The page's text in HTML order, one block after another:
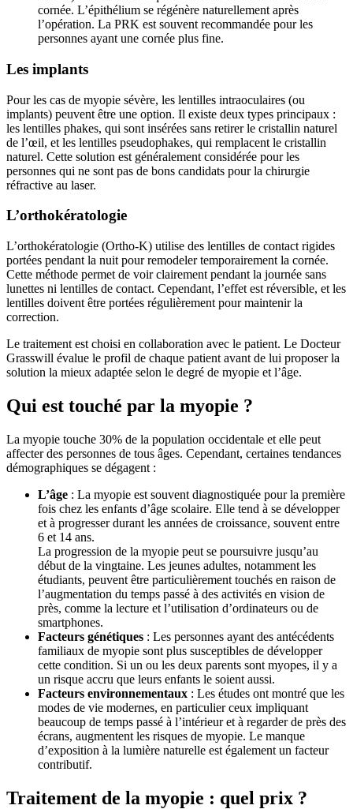
cornée. L’épithélium se régénère naturellement après
l’opération. La PRK est souvent recommandée pour les
personnes ayant une cornée plus fine.
Les implants
Pour les cas de myopie sévère, les lentilles intraoculaires (ou
implants) peuvent être une option. Il existe deux types principaux :
les lentilles phakes, qui sont insérées sans retirer le cristallin naturel
de l’œil, et les lentilles pseudophakes, qui remplacent le cristallin
naturel. Cette solution est généralement considérée pour les
personnes qui ne sont pas de bons candidats pour la chirurgie
réfractive au laser.
L’orthokératologie
L’orthokératologie (Ortho-K) utilise des lentilles de contact rigides
portées pendant la nuit pour remodeler temporairement la cornée.
Cette méthode permet de voir clairement pendant la journée sans
lunettes ni lentilles de contact. Cependant, l’effet est réversible, et les
lentilles doivent être portées régulièrement pour maintenir la
correction.
Le traitement est choisi en collaboration avec le patient. Le Docteur
Grasswill évalue le profil de chaque patient avant de lui proposer la
solution la mieux adaptée selon le degré de myopie et l’âge.
Qui est touché par la myopie ?
La myopie touche 30% de la population occidentale et elle peut
affecter des personnes de tous âges. Cependant, certaines tendances
démographiques se dégagent :
L’âge : La myopie est souvent diagnostiquée pour la première
fois chez les enfants d’âge scolaire. Elle tend à se développer
et à progresser durant les années de croissance, souvent entre
6 et 14 ans.
La progression de la myopie peut se poursuivre jusqu’au
début de la vingtaine. Les jeunes adultes, notamment les
étudiants, peuvent être particulièrement touchés en raison de
l’augmentation du temps passé à des activités en vision de
près, comme la lecture et l’utilisation d’ordinateurs ou de
smartphones.
Facteurs génétiques : Les personnes ayant des antécédents
familiaux de myopie sont plus susceptibles de développer
cette condition. Si un ou les deux parents sont myopes, il y a
un risque accru que leurs enfants le soient aussi.
Facteurs environnementaux : Les études ont montré que les
modes de vie modernes, en particulier ceux impliquant
beaucoup de temps passé à l’intérieur et à regarder de près des
écrans, augmentent les risques de myopie. Le manque
d’exposition à la lumière naturelle est également un facteur
contributif.
Traitement de la myopie : quel prix ?